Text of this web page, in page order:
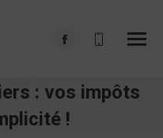
Facebook
opens
in
new
: vos impôts
!